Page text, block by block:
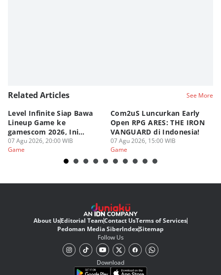
Related Articles See More
Level Infinite Siap Bawa
Lineup Game ke
gamescom 2026, Ini
Judulnya!
07 Agu 2026, 20:00 WIB
Game
Com2uS Luncurkan Early
Open RPG ARES: THE IRON
VANGUARD di Indonesia!
07 Agu 2026, 15:00 WIB
Game
About UsEditorial TeamContact UsTerms of Services
Pedoman Media SiberIndexSitemap
Follow Us
Download